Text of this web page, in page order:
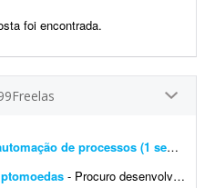
foi encontrada.
Segurança da informação e automação de processos (1 semana)
- Procuro desenvolvedor full stack para criar uma plataforma profissional e scanner de arbitragem de criptomoedas, semelhante às principais soluções internacionais do mercado, po...